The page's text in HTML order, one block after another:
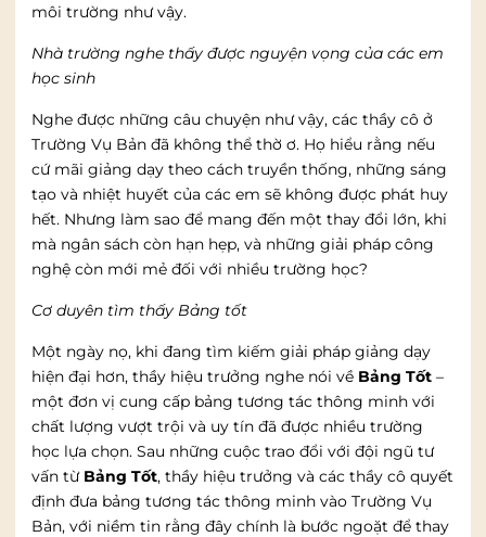
môi trường như vậy.
Nhà trường nghe thấy được nguyện vọng của các em
học sinh
Nghe được những câu chuyện như vậy, các thầy cô ở
Trường Vụ Bản đã không thể thờ ơ. Họ hiểu rằng nếu
cứ mãi giảng dạy theo cách truyền thống, những sáng
tạo và nhiệt huyết của các em sẽ không được phát huy
hết. Nhưng làm sao để mang đến một thay đổi lớn, khi
mà ngân sách còn hạn hẹp, và những giải pháp công
nghệ còn mới mẻ đối với nhiều trường học?
Cơ duyên tìm thấy Bảng tốt
Một ngày nọ, khi đang tìm kiếm giải pháp giảng dạy
hiện đại hơn, thầy hiệu trưởng nghe nói về Bảng Tốt –
một đơn vị cung cấp bảng tương tác thông minh với
chất lượng vượt trội và uy tín đã được nhiều trường
học lựa chọn. Sau những cuộc trao đổi với đội ngũ tư
vấn từ Bảng Tốt, thầy hiệu trưởng và các thầy cô quyết
định đưa bảng tương tác thông minh vào Trường Vụ
Bản, với niềm tin rằng đây chính là bước ngoặt để thay